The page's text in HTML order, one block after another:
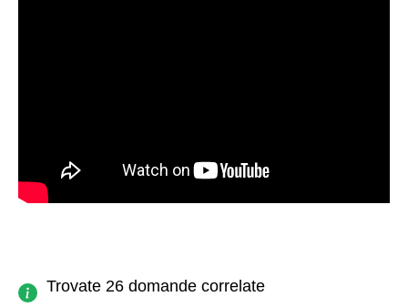
Trovate 26 domande correlate